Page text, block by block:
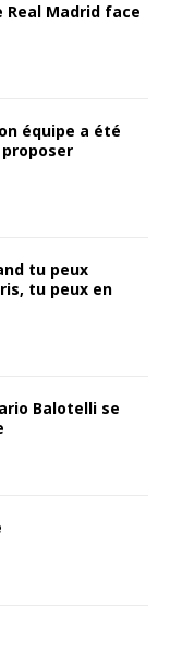
Real Madrid face
équipe a été
tu peux
tu peux en
Balotelli se